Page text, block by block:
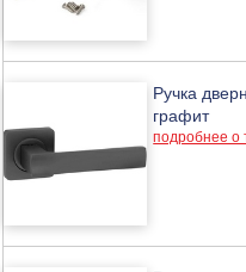
Ручка
графит
подробнее о